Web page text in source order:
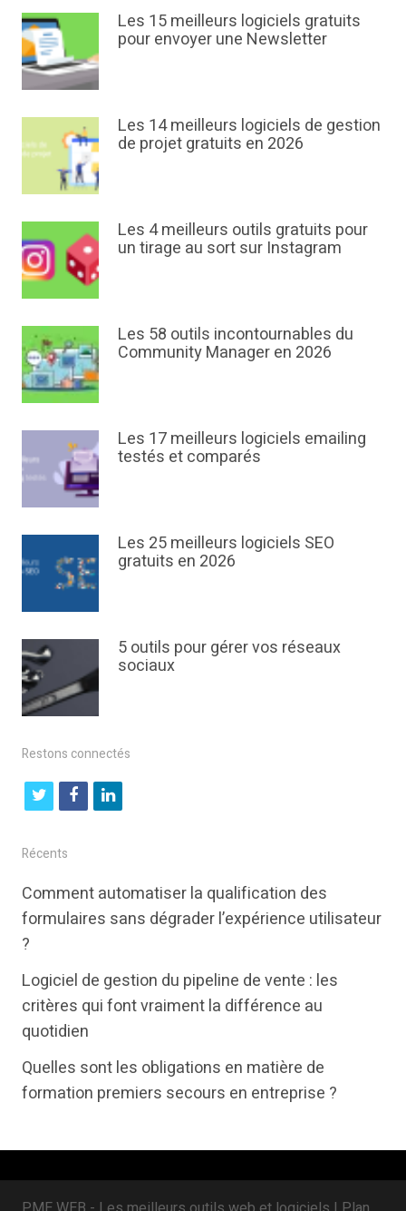
Les 15 meilleurs logiciels gratuits
pour envoyer une Newsletter
Les 14 meilleurs logiciels de gestion
de projet gratuits en 2026
Les 4 meilleurs outils gratuits pour
un tirage au sort sur Instagram
Les 58 outils incontournables du
Community Manager en 2026
Les 17 meilleurs logiciels emailing
testés et comparés
Les 25 meilleurs logiciels SEO
gratuits en 2026
5 outils pour gérer vos réseaux
sociaux
Restons connectés
t
i
t
r
f
b
k
l
k
e
n
Récents
Comment automatiser la qualification des
formulaires sans dégrader l’expérience utilisateur
?
Logiciel de gestion du pipeline de vente : les
critères qui font vraiment la différence au
quotidien
Quelles sont les obligations en matière de
formation premiers secours en entreprise ?